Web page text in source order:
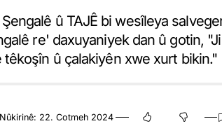
û TAJÊ bi wesîleya
re' daxuyaniyek dan û gotin,
têkoşîn û çalakiyên xwe xurt bikin."
22. Cotmeh 2024